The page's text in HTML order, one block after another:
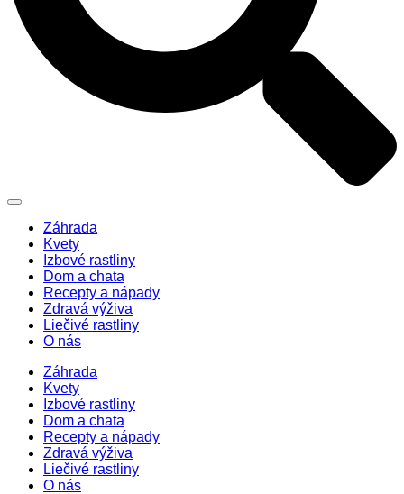
Záhrada
Kvety
Izbové rastliny
Dom a chata
Recepty a nápady
Zdravá výživa
Liečivé rastliny
O nás
Záhrada
Kvety
Izbové rastliny
Dom a chata
Recepty a nápady
Zdravá výživa
Liečivé rastliny
O nás